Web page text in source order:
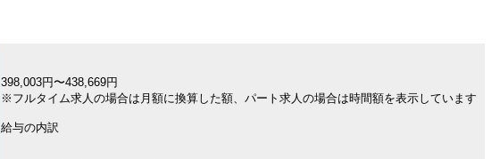
398,003円〜438,669円
※フルタイム求人の場合は月額に換算した額、パート求人の場合は時間額を表示しています
給与の内訳